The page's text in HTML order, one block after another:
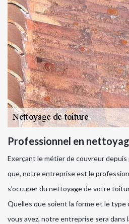
Professionnel en
Exerçant le métier de couvreur depuis
que, notre entreprise est le
s’occuper du nettoyage de votre
Quelles que soient la forme et le
vous avez, notre entreprise sera